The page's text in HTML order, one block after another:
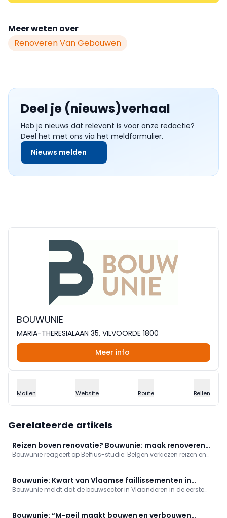
Meer weten over
Renoveren Van Gebouwen
Deel je (nieuws)verhaal
Heb je nieuws dat relevant is voor onze redactie?
Deel het met ons via het meldformulier.
Nieuws melden
BOUWUNIE
MARIA-THERESIALAAN 35, VILVOORDE 1800
Meer info
Mailen Website Route Bellen
Gerelateerde artikels
Reizen boven renovatie? Bouwunie: maak renoveren
topprioriteit voor Belgen
Bouwunie reageert op Belfius-studie: Belgen verkiezen reizen en
en blijvende steun via premies en goedkope leningen.
Bouwunie: Kwart van Vlaamse faillissementen in
bouw, verlaag btw nieuwbouw
Bouwunie meldt dat de bouwsector in Vlaanderen in de eerste
overkop gingen. Door sterk stijgende materiaal-, energie- en
Bouwunie: “M-peil maakt bouwen en verbouwen